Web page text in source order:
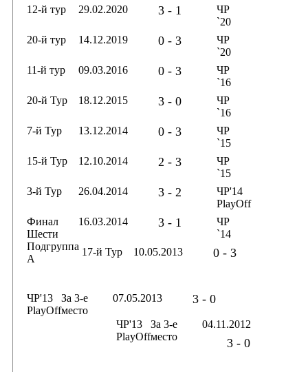
12-й тур
29.02.2020 3 - 1
ЧР
`20
20-й тур
14.12.2019 0 - 3
ЧР
`20
11-й тур
09.03.2016 0 - 3
ЧР
`16
20-й Тур
18.12.2015 3 - 0
ЧР
`16
7-й Тур
13.12.2014 0 - 3
ЧР
`15
15-й Тур
12.10.2014 2 - 3
ЧР
`15
3-й Тур
26.04.2014 3 - 2
ЧР'14
PlayOff
Финал
Шести
Подгруппа
А
16.03.2014 3 - 1
ЧР
`14
17-й Тур
10.05.2013 0 - 3
ЧР'13
PlayOff
За 3-е
место
07.05.2013 3 - 0
ЧР'13
PlayOff
За 3-е
место
04.11.2012
3 - 0